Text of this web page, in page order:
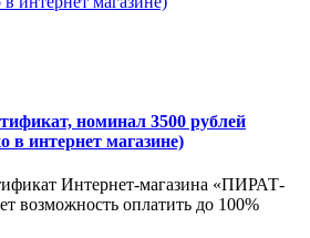
номинал 3500 рублей
в интернет магазине)
Интернет-магазина «ПИРАТ-
оплатить до 100%